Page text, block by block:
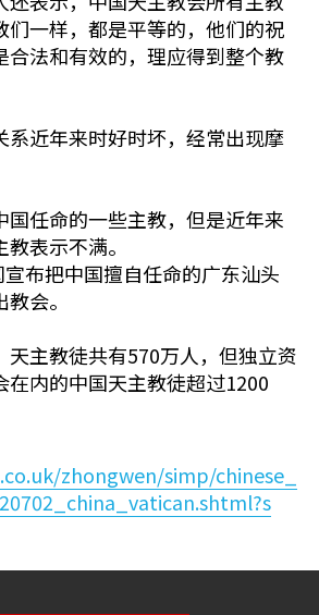
们一样，都是平等的，他们的祝
合法和有效的，理应得到整个教
系近年来时好时坏，经常出现摩
国任命的一些主教，但是近年来
表示不满。
布把中国擅自任命的广东汕头
会。
天主教徒共有570万人，但独立资
在内的中国天主教徒超过1200
zhongwen/simp/chinese_